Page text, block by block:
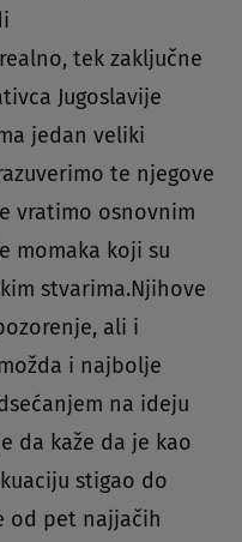
tek zaključne
Jugoslavije
jedan veliki
te njegove
vratimo osnovnim
momaka koji su
stvarima.Njihove
ali i
i najbolje
na ideju
da kaže da je kao
stigao do
od pet najjačih